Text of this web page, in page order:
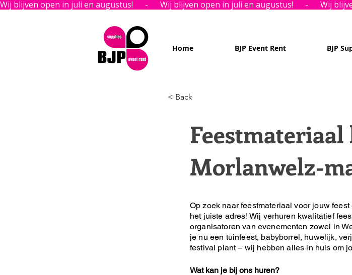
Wij blijven open in juli en augustus!      -
Home BJP Event Rent BJP
< Back
Morlanwelz-
Op zoek naar feestmateriaal voor jouw feest
het juiste adres! Wij verhuren kwalitatief
organisatoren van evenementen zowel in
je nu een tuinfeest, babyborrel, huwelijk,
festival plant – wij hebben alles in huis om
Wat kan je bij ons huren?